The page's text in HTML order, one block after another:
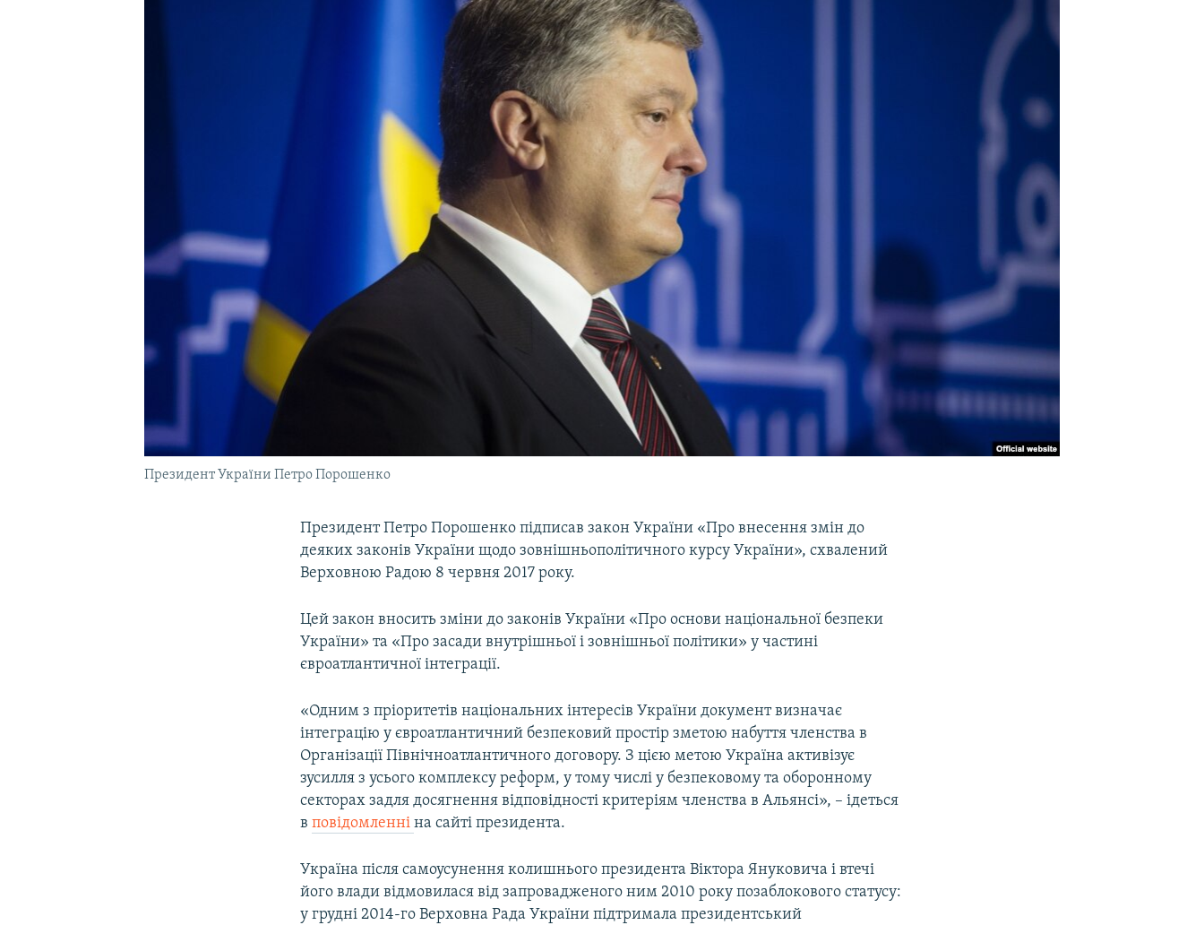
Президент України Петро Порошенко
Президент Петро Порошенко підписав закон України «Про внесення змін до
деяких законів України щодо зовнішньополітичного курсу України», схвалений
Верховною Радою 8 червня 2017 року.
Цей закон вносить зміни до законів України «Про основи національної безпеки
України» та «Про засади внутрішньої і зовнішньої політики» у частині
євроатлантичної інтеграції.
«Одним з пріоритетів національних інтересів України документ визначає
інтеграцію у євроатлантичний безпековий простір зметою набуття членства в
Організації Північноатлантичного договору. З цією метою Україна активізує
зусилля з усього комплексу реформ, у тому числі у безпековому та оборонному
секторах задля досягнення відповідності критеріям членства в Альянсі», – ідеться
вповідомленніна сайті президента.
Україна після самоусунення колишнього президента Віктора Януковича і втечі
його влади відмовилася від запровадженого ним 2010 року позаблокового статусу:
у грудні 2014-го Верховна Рада України підтримала президентський